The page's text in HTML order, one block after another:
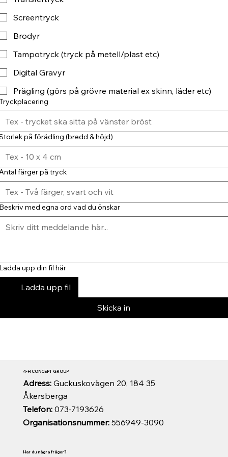
Screentryck
Brodyr
Tampotryck (tryck på metell/plast etc)
Digital Gravyr
Prägling (görs på grövre material ex skinn, läder etc)
på förädling (bredd & höjd)
färger på tryck
med egna ord vad du önskar
upp din fil här
Ladda upp fil
Skicka in
Organisationsnummer:556949-3090
Telefon:073-7193626
Adress: Guckuskovägen 20, 184 35
Åkersberga
4-H CONCEPT GROUP
Har du några frågor?